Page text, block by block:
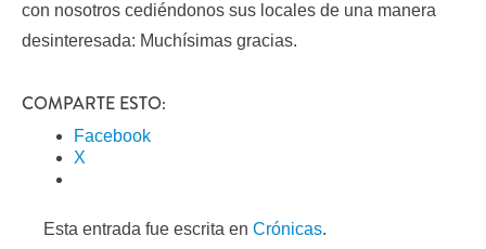
con nosotros cediéndonos sus locales de una manera
desinteresada: Muchísimas gracias.
COMPARTE ESTO:
Facebook
X
Esta entrada fue escrita en Crónicas.